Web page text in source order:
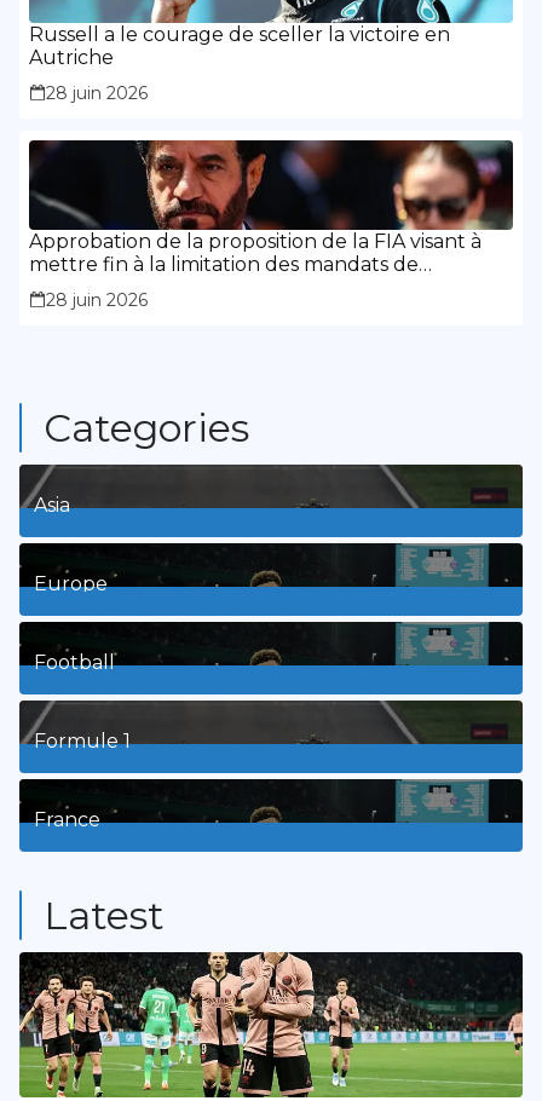
Russell a le courage de sceller la victoire en
Autriche
28 juin 2026
Approbation de la proposition de la FIA visant à
mettre fin à la limitation des mandats de
présidence
28 juin 2026
Categories
Asia
1Posts
Europe
3Posts
Football
8Posts
Formule 1
3Posts
France
Latest